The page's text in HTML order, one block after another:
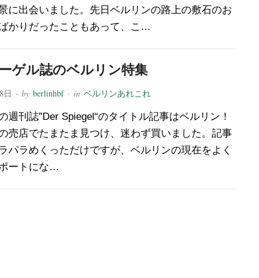
に出会いました。先日ベルリンの路上の敷石のお
かりだったこともあって、こ…
ゲル誌のベルリン特集
日 · by berlinhbf· in ベルリンあれこれ
週刊誌”Der Spiegel“のタイトル記事はベルリン！
売店でたまたま見つけ、迷わず買いました。記事
パラめくっただけですが、ベルリンの現在をよく
ートにな…